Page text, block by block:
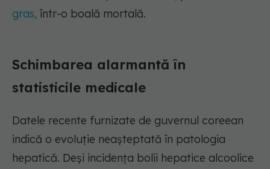
gras, într-o boală mortală.
Schimbarea alarmantă în
statisticile medicale
Datele recente furnizate de guvernul coreean
indică o evoluție neașteptată în patologia
hepatică. Deși incidența bolii hepatice alcoolice